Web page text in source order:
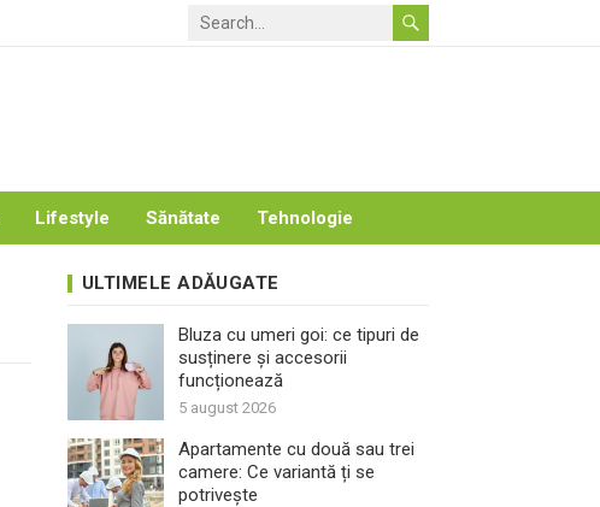
Lifestyle Sănătate Tehnologie
ULTIMELE ADĂUGATE
Bluza cu umeri goi: ce tipuri de
susținere și accesorii
funcționează
5 august 2026
Apartamente cu două sau trei
camere: Ce variantă ți se
potrivește